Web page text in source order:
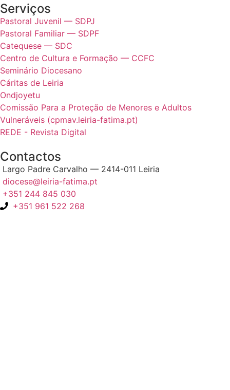
Serviços
Pastoral Juvenil — SDPJ
Pastoral Familiar — SDPF
Catequese — SDC
Centro de Cultura e Formação — CCFC
Seminário Diocesano
Cáritas de Leiria
Ondjoyetu
Comissão Para a Proteção de Menores e Adultos
Vulneráveis (cpmav.leiria-fatima.pt)
REDE - Revista Digital
Contactos
Largo Padre Carvalho — 2414-011 Leiria
diocese@leiria-fatima.pt
+351 244 845 030
+351 961 522 268